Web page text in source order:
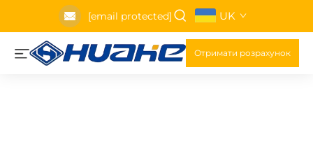
[email protected] UK
Отримати розрахунок